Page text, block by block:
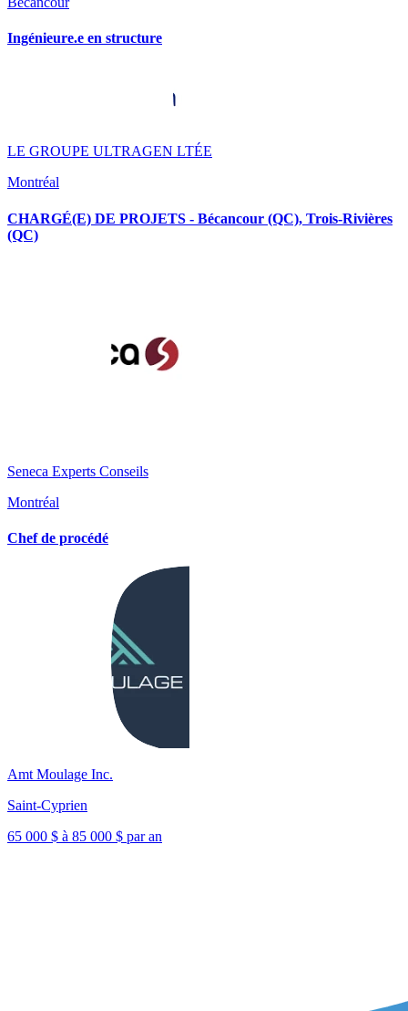
Ingénieure.e en structure
LE GROUPE ULTRAGEN LTÉE
Montréal
CHARGÉ(E) DE PROJETS - Bécancour (QC), Trois-Rivières
(QC)
Seneca Experts Conseils
Montréal
Chef de procédé
Amt Moulage Inc.
Saint-Cyprien
65 000 $ à 85 000 $ par an